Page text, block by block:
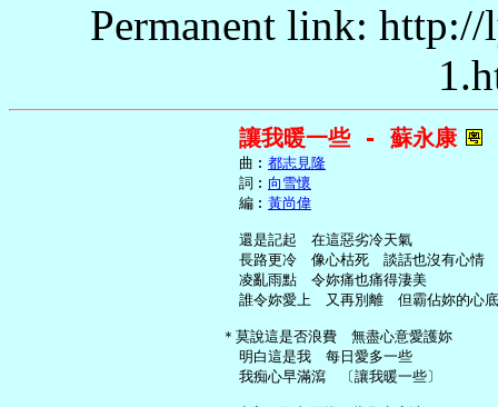
Permanent link:
讓我暖一些 - 蘇永康
     曲︰
都志見隆
     詞︰
向雪懷
     編︰
黃尚偉
     還是記起　在這惡劣冷天氣
     長路更冷　像心枯死　談話也沒有心情
     凌亂雨點　令妳痛也痛得淒美
     誰令妳愛上　又再別離　但霸佔妳的心底
   ＊莫說這是否浪費　無盡心意愛護妳
     明白這是我　每日愛多一些
     我痴心早滿瀉　〔讓我暖一些〕